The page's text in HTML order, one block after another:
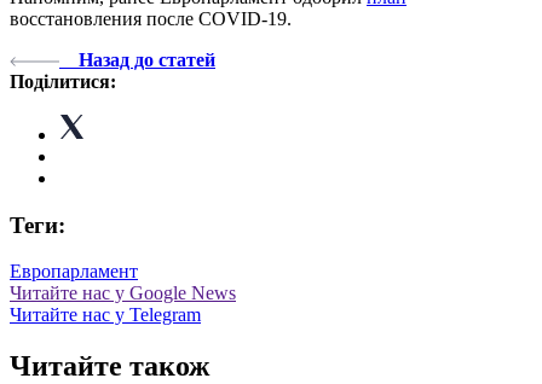
восстановления после COVID-19.
Назад до статей
Поділитися:
Теги:
Европарламент
Читайте нас у Google News
Читайте нас у Telegram
Читайте також